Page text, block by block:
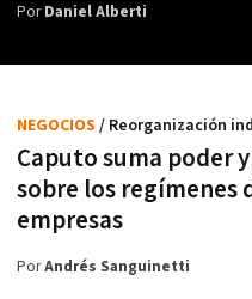
PorDaniel Alberti
Caputo suma poder
sobre los regímenes
empresas
NEGOCIOS / Reorganización
PorAndrés Sanguinetti